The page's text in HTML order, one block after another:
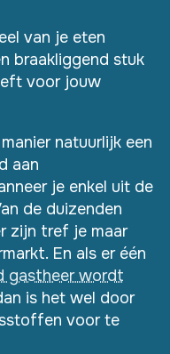
van je eten
braakliggend stuk
voor jouw
natuurlijk een
aan
je enkel uit de
de duizenden
zijn tref je maar
En als er één
gastheer wordt
is het wel door
voor te